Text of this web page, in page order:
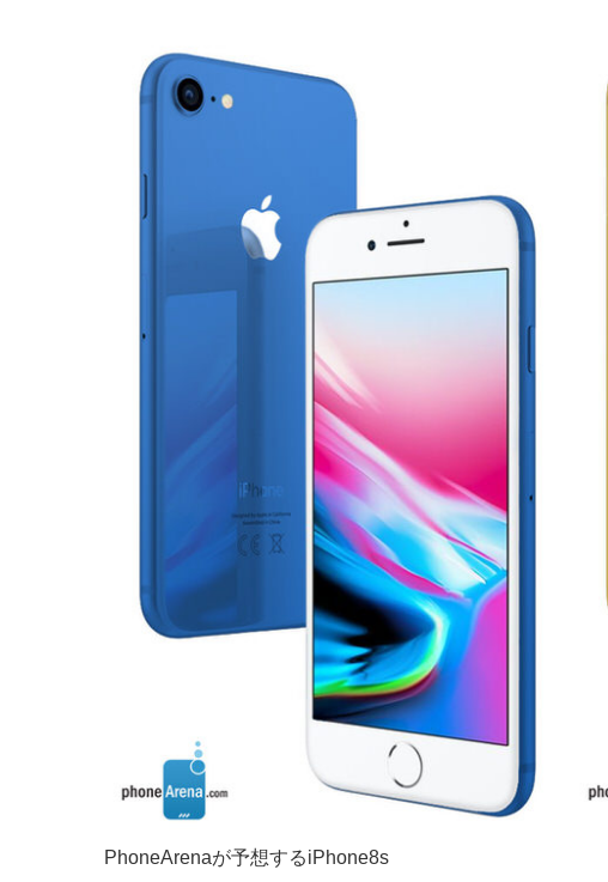
PhoneArenaが予想するiPhone8s